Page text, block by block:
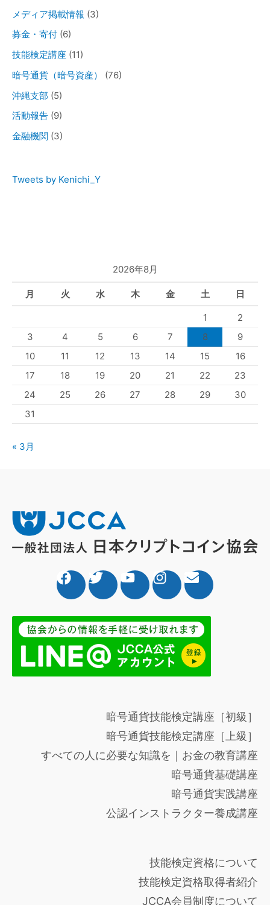
メディア掲載情報 (3)
募金・寄付 (6)
技能検定講座 (11)
暗号通貨（暗号資産）
(76)
沖縄支部 (5)
活動報告 (9)
金融機関 (3)
Tweets by Kenichi_Y
2026年8月
月 火 水 木 金 土 日
1
2
3
4 5 6 7 8
9
10
11 12 13 14 15
16
17
18 19 20 21 22
23
24
25 26 27 28 29
30
31
« 3月
暗号通貨技能検定講座［初級］
暗号通貨技能検定講座［上級］
すべての人に必要な知識を｜お金の教育講座
暗号通貨基礎講座
暗号通貨実践講座
公認インストラクター養成講座
技能検定資格について
技能検定資格取得者紹介
JCCA会員制度について